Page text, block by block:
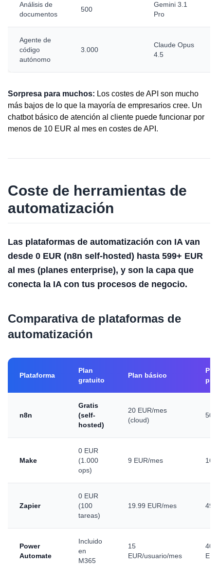
Análisis de
documentos
500
Gemini 3.1
Pro
Agente de
código
autónomo
3.000
Claude Opus
4.5
Sorpresa para muchos: Los costes de API son mucho
más bajos de lo que la mayoría de empresarios cree. Un
chatbot básico de atención al cliente puede funcionar por
menos de 10 EUR al mes en costes de API.
Coste de herramientas de
automatización
Las plataformas de automatización con IA van
desde 0 EUR (n8n self-hosted) hasta 599+ EUR
al mes (planes enterprise), y son la capa que
conecta la IA con tus procesos de negocio.
Comparativa de plataformas de
automatización
Plataforma
Plan
gratuito
Plan básico
n8n
Gratis
(self-
hosted)
20 EUR/mes
(cloud)
50
Make
0 EUR
(1.000
ops)
9 EUR/mes 16
Zapier
0 EUR
(100
tareas)
19.99 EUR/mes 49
Power
Automate
Incluido
en
M365
15
EUR/usuario/mes
40